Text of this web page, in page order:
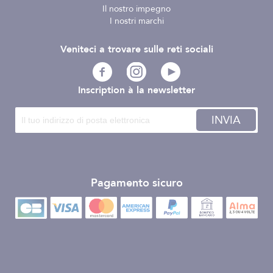
Il nostro impegno
I nostri marchi
Inscription à la newsletter
INVIA
Pagamento sicuro
Veniteci a trovare sulle reti sociali